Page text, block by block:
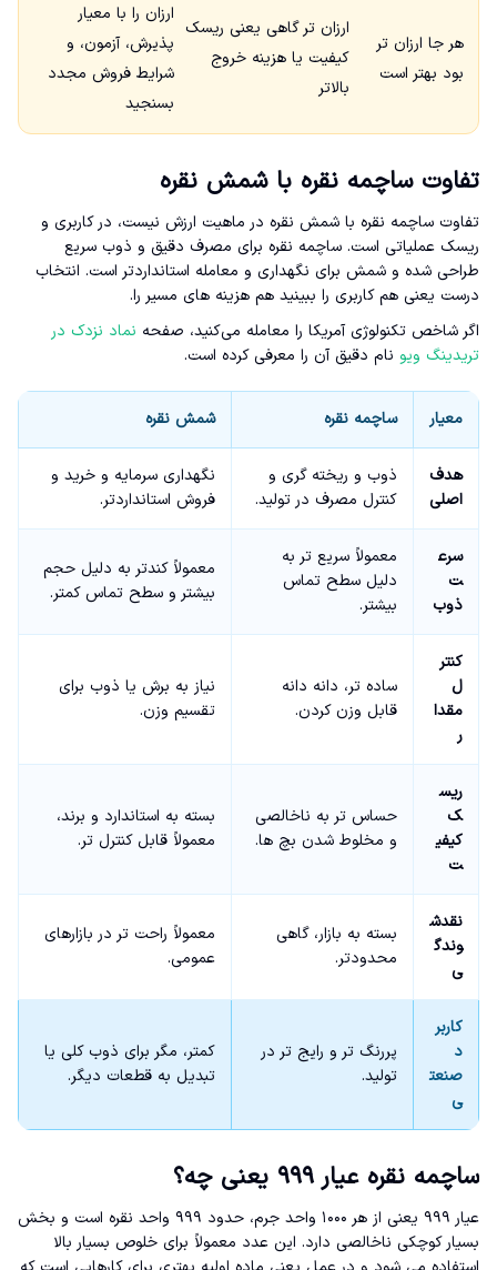
هر جا ارزان تر
بود بهتر است
ارزان تر گاهی یعنی ریسک
کیفیت یا هزینه خروج
بالاتر
ارزان را با معیار
پذیرش، آزمون، و
شرایط فروش مجدد
بسنجید
تفاوت ساچمه نقره با شمش نقره
تفاوت ساچمه نقره با شمش نقره در ماهیت ارزش نیست، در کاربری و
ریسک عملیاتی است. ساچمه نقره برای مصرف دقیق و ذوب سریع
طراحی شده و شمش برای نگهداری و معامله استانداردتر است. انتخاب
درست یعنی هم کاربری را ببینید هم هزینه های مسیر را.
اگر شاخص تکنولوژی آمریکا را معامله می‌کنید، صفحه نماد نزدک در
تریدینگ ویو نام دقیق آن را معرفی کرده است.
معیار ساچمه نقره شمش نقره
هدف
اصلی
ذوب و ریخته گری و
کنترل مصرف در تولید.
نگهداری سرمایه و خرید و
فروش استانداردتر.
سرع
ت
ذوب
معمولاً سریع تر به
دلیل سطح تماس
بیشتر.
معمولاً کندتر به دلیل حجم
بیشتر و سطح تماس کمتر.
کنتر
ل
مقدا
ر
ساده تر، دانه دانه
قابل وزن کردن.
نیاز به برش یا ذوب برای
تقسیم وزن.
ریس
ک
کیفی
ت
حساس تر به ناخالصی
و مخلوط شدن بچ ها.
بسته به استاندارد و برند،
معمولاً قابل کنترل تر.
نقدش
وندگ
ی
بسته به بازار، گاهی
محدودتر.
معمولاً راحت تر در بازارهای
عمومی.
کاربر
د
صنعت
ی
پررنگ تر و رایج تر در
تولید.
کمتر، مگر برای ذوب کلی یا
تبدیل به قطعات دیگر.
ساچمه نقره عیار ۹۹۹ یعنی چه؟
عیار ۹۹۹ یعنی از هر ۱۰۰۰ واحد جرم، حدود ۹۹۹ واحد نقره است و بخش
بسیار کوچکی ناخالصی دارد. این عدد معمولاً برای خلوص بسیار بالا